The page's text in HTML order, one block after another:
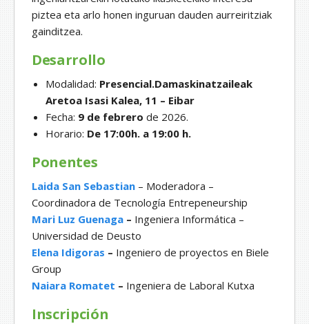
piztea eta arlo honen inguruan dauden aurreiritziak
gainditzea.
Desarrollo
Modalidad: Presencial.Damaskinatzaileak
Aretoa Isasi Kalea, 11 – Eibar
Fecha: 9 de febrero de 2026.
Horario: De 17:00h. a 19:00 h.
Ponentes
Laida San Sebastian – Moderadora –
Coordinadora de Tecnología Entrepeneurship
Mari Luz Guenaga – Ingeniera Informática –
Universidad de Deusto
Elena Idigoras – Ingeniero de proyectos en Biele
Group
Naiara Romatet – Ingeniera de Laboral Kutxa
Inscripción